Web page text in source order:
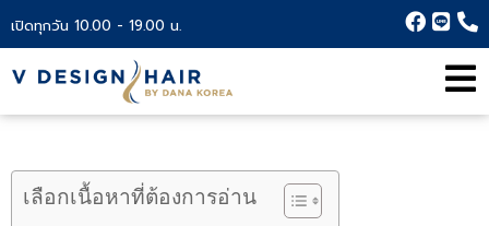
เปิดทุกวัน 10.00 - 19.00 น.
เลือกเนื้อหาที่ต้องการอ่าน